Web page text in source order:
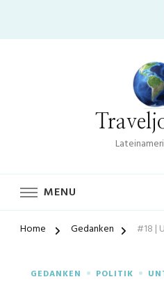
MENU
Home Gedanken #18 |
GEDANKEN POLITIK